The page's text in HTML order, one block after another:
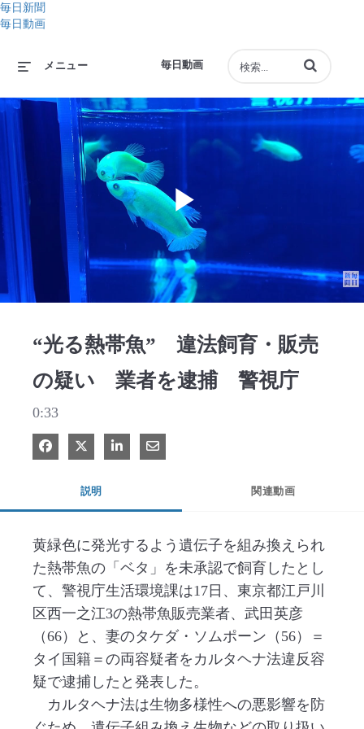
毎日新聞
毎日動画
毎日動画
メニュー 動画の検索語句
Play
“光る熱帯魚” 違法飼育・販売
の疑い 業者を逮捕 警視庁
0:33
Facebook で共有
Xで共有する
LinkedIn で共有
電子メールで共有
説明 関連動画
黄緑色に発光するよう遺伝子を組み換えられ
た熱帯魚の「ベタ」を未承認で飼育したとし
て、警視庁生活環境課は17日、東京都江戸川
区西一之江3の熱帯魚販売業者、武田英彦
（66）と、妻のタケダ・ソムポーン（56）＝
タイ国籍＝の両容疑者をカルタヘナ法違反容
疑で逮捕したと発表した。
カルタヘナ法は生物多様性への悪影響を防